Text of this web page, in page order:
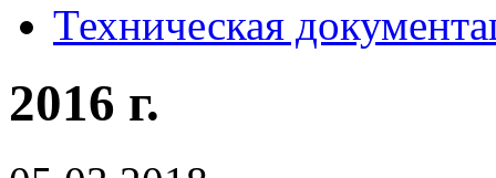
Техническая
2016 г.